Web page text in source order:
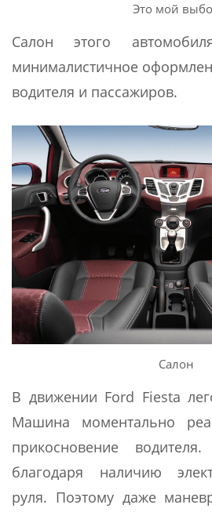
Это мой
Салон этого
минималистичное
водителя и пассажиров.
Салон
В движении Ford Fiesta
Машина моментально
прикосновение
благодаря наличию
руля. Поэтому даже